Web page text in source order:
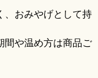
、おみやげとして持
間や温め方は商品ご